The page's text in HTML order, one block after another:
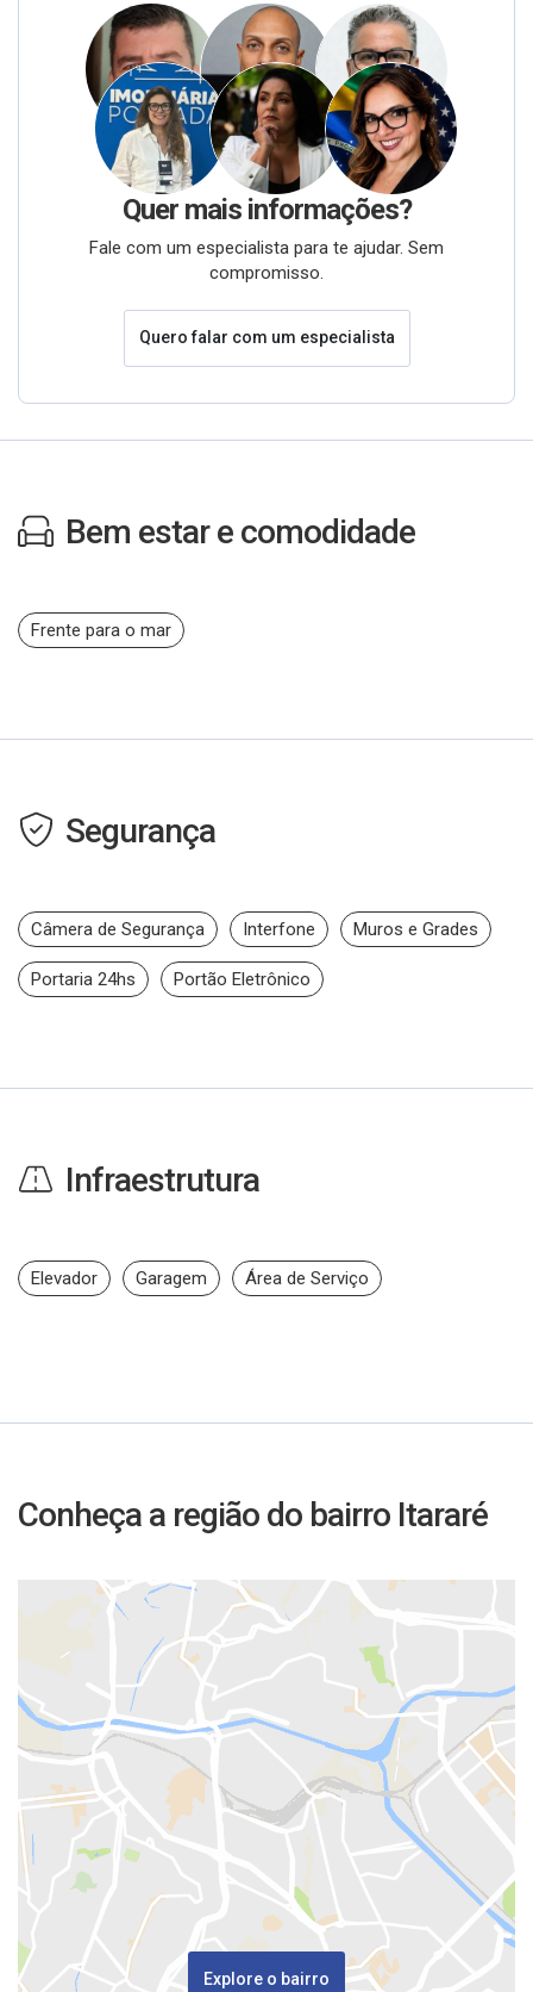
Quer mais informações?
Fale com um especialista para te ajudar. Sem
compromisso.
Quero falar com um especialista
Bem estar e comodidade
Frente para o mar
Segurança
Câmera de Segurança Interfone Muros e Grades
Portaria 24hs Portão Eletrônico
Infraestrutura
Elevador Garagem Área de Serviço
Conheça a região do bairro Itararé
Explore o bairro